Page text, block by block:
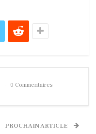
0 Commentaires
PROCHAIN ARTICLE